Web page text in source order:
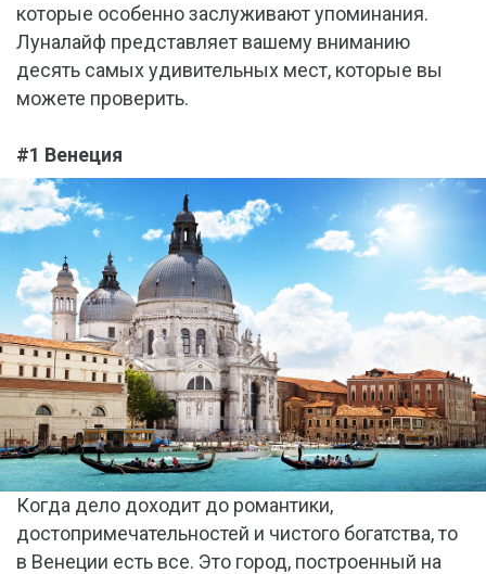
которые особенно заслуживают упоминания.
Луналайф представляет вашему вниманию
десять самых удивительных мест, которые вы
можете проверить.
#1 Венеция
Когда дело доходит до романтики,
достопримечательностей и чистого богатства, то
в Венеции есть все. Это город, построенный на